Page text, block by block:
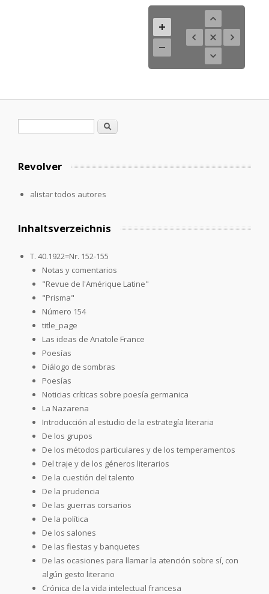
Formulario de búsqueda
Buscar
Revolver
alistar todos autores
Inhaltsverzeichnis
T. 40.1922=Nr. 152-155
Notas y comentarios
"Revue de l'Amérique Latine"
"Prisma"
Número 154
title_page
Las ideas de Anatole France
Poesías
Diálogo de sombras
Poesías
Noticias críticas sobre poesía germanica
La Nazarena
Introducción al estudio de la estrategía literaria
De los grupos
De los métodos particulares y de los temperamentos
Del traje y de los géneros literarios
De la cuestión del talento
De la prudencia
De las guerras corsarios
De la política
De los salones
De las fiestas y banquetes
De las ocasiones para llamar la atención sobre sí, con
algún gesto literario
Crónica de la vida intelectual francesa